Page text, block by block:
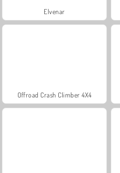
Elvenar
Offroad Crash Climber 4X4